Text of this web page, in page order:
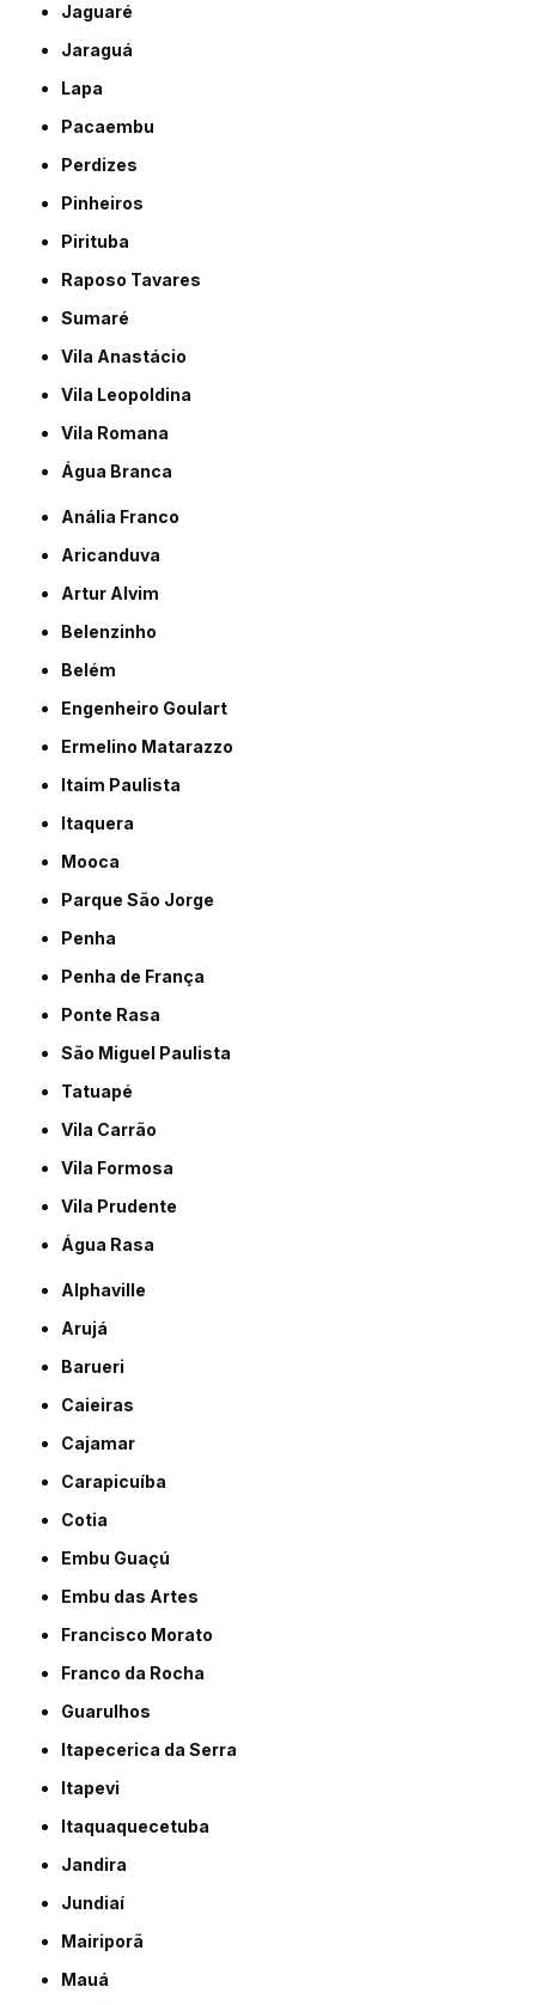
Jaguaré
Jaraguá
Lapa
Pacaembu
Perdizes
Pinheiros
Pirituba
Raposo Tavares
Sumaré
Vila Anastácio
Vila Leopoldina
Vila Romana
Água Branca
Anália Franco
Aricanduva
Artur Alvim
Belenzinho
Belém
Engenheiro Goulart
Ermelino Matarazzo
Itaim Paulista
Itaquera
Mooca
Parque São Jorge
Penha
Penha de França
Ponte Rasa
São Miguel Paulista
Tatuapé
Vila Carrão
Vila Formosa
Vila Prudente
Água Rasa
Alphaville
Arujá
Barueri
Caieiras
Cajamar
Carapicuíba
Cotia
Embu Guaçú
Embu das Artes
Francisco Morato
Franco da Rocha
Guarulhos
Itapecerica da Serra
Itapevi
Itaquaquecetuba
Jandira
Jundiaí
Mairiporã
Mauá